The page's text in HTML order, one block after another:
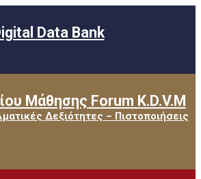
Data Bank
Μάθησης Forum K.D.V.M
Δεξιότητες – Πιστοποιήσεις